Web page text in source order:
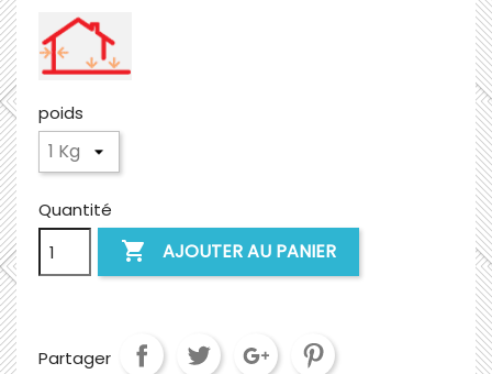
poids
Quantité
 AJOUTER AU PANIER
Partager